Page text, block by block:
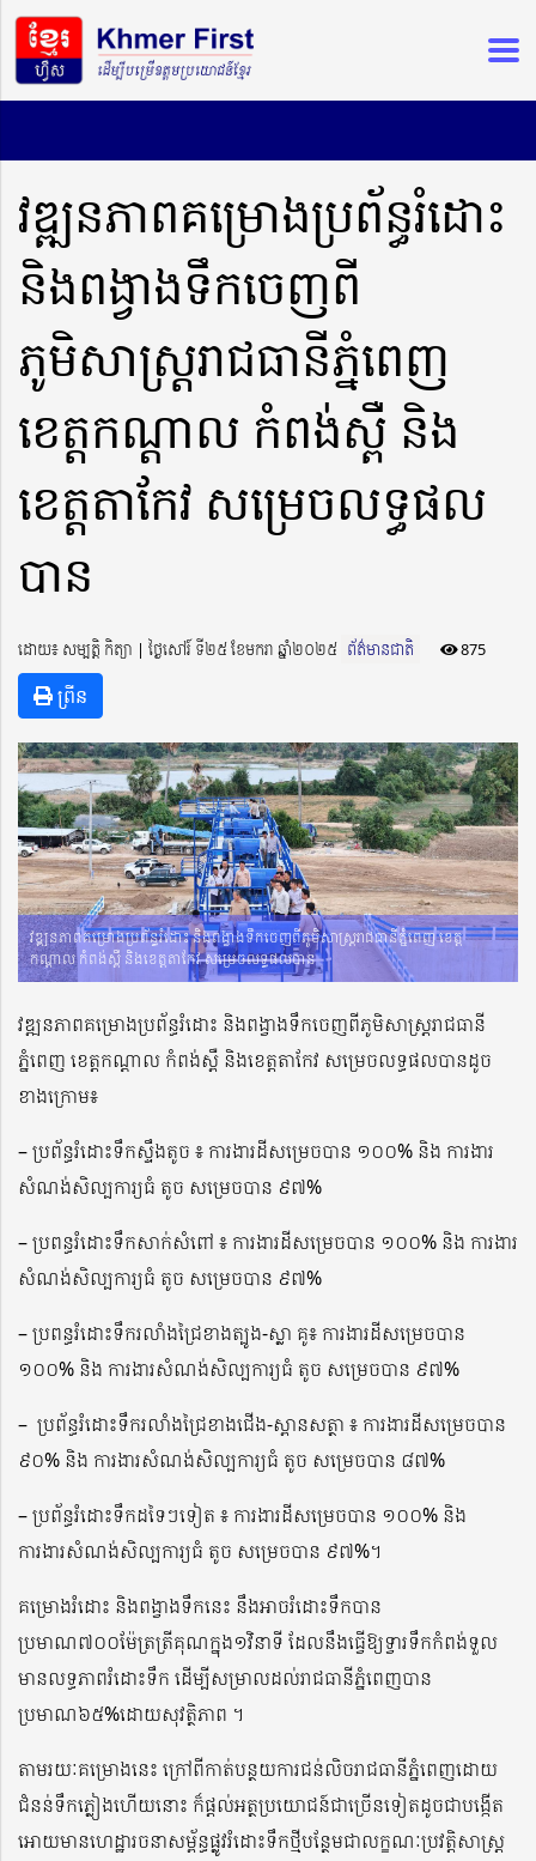
វឌ្ឍនភាពគម្រោងប្រព័ន្ធរំដោះ
និងពង្វាងទឹកចេញពី
ភូមិសាស្ត្ររាជធានីភ្នំពេញ
ខេត្តកណ្តាល កំពង់ស្ពឺ និង
ខេត្តតាកែវ សម្រេចលទ្ធផល
បាន
ដោយ៖ សម្បត្តិ កិត្យា ​​ | ថ្ងៃសៅរ៍ ទី២៥ ខែមករា ឆ្នាំ២០២៥ ព័ត៌មានជាតិ 875
ព្រីន
វឌ្ឍនភាពគម្រោងប្រព័ន្ធរំដោះ និងពង្វាងទឹកចេញពីភូមិសាស្ត្ររាជធានីភ្នំពេញ ខេត្ត
កណ្តាល កំពង់ស្ពឺ និងខេត្តតាកែវ សម្រេចលទ្ធផលបាន
វឌ្ឍនភាពគម្រោងប្រព័ន្ធរំដោះ និងពង្វាងទឹកចេញពីភូមិសាស្ត្ររាជធានី
ភ្នំពេញ ខេត្តកណ្តាល កំពង់ស្ពឺ និងខេត្តតាកែវ សម្រេចលទ្ធផលបានដូច
ខាងក្រោម៖
– ប្រព័ន្ធរំដោះទឹកស្ទឹងតូច ៖ ការងារដីសម្រេចបាន ១០០% និង ការងារ
សំណង់សិល្បការ្យធំ តូច សម្រេចបាន ៩៧%
– ប្រពន្ធរំដោះទឹកសាក់សំពៅ ៖ ការងារដីសម្រេចបាន ១០០% និង ការងារ
សំណង់សិល្បការ្យធំ តូច សម្រេចបាន ៩៧%
– ប្រពន្ធរំដោះទឹករលាំងជ្រៃខាងត្បូង-ស្លា គូ៖ ការងារដីសម្រេចបាន
១០០% និង ការងារសំណង់សិល្បការ្យធំ តូច សម្រេចបាន ៩៧%
– ប្រព័ន្ធរំដោះទឹករលាំងជ្រៃខាងជើង-ស្ពានសត្ថា ៖ ការងារដីសម្រេចបាន
៩០% និង ការងារសំណង់សិល្បការ្យធំ តូច សម្រេចបាន ៨៧%
– ប្រព័ន្ធរំដោះទឹកដទៃៗទៀត ៖ ការងារដីសម្រេចបាន ១០០% និង
ការងារសំណង់សិល្បការ្យធំ តូច សម្រេចបាន ៩៧%។
គម្រោងរំដោះ និងពង្វាងទឹកនេះ នឹងអាចរំដោះទឹកបាន
ប្រមាណ៧០០ម៉ែត្រត្រីគុណក្នុង១វិនាទី ដែលនឹងធ្វើឱ្យទ្វារទឹកកំពង់ទួល
មានលទ្ធភាពរំដោះទឹក ដើម្បីសម្រាលដល់រាជធានីភ្នំពេញបាន
ប្រមាណ៦៥%ដោយសុវត្ថិភាព ។
តាមរយៈគម្រោងនេះ ក្រៅពីកាត់បន្ថយការជន់លិចរាជធានីភ្នំពេញដោយ
ជំនន់ទឹកភ្លៀងហើយនោះ ក៏ផ្តល់អត្ថប្រយោជន៍ជាច្រើនទៀតដូចជាបង្កើត
អោយមានហេដ្ឋារចនាសម្ព័ន្ធផ្លូវរំដោះទឹកថ្មីបន្ថែមជាលក្ខណៈប្រវត្តិសាស្ត្រ